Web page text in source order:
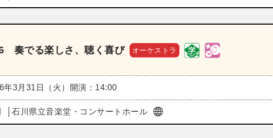
奏でる楽しさ、聴く喜び オーケストラ
年3月31日（火） 開演：14:00
石川県立音楽堂・コンサートホール